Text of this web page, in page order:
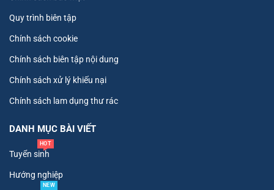
Quy trình biên tập
Chính sách cookie
Chính sách biên tập nội dung
Chính sách xử lý khiếu nại
Chính sách lam dụng thư rác
DANH MỤC BÀI VIẾT
Tuyển sinh
HOT
Hướng nghiệp
NEW